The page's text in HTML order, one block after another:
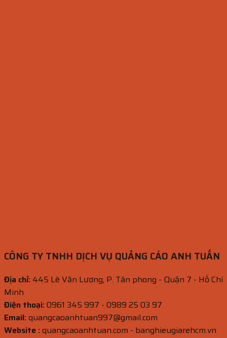
CÔNG TY TNHH DỊCH VỤ QUẢNG CÁO ANH TUẤN
Địa chỉ: 445 Lê Văn Lương, P. Tân phong - Quận 7 - Hồ Chí
Minh
Điện thoại:0961 345 997 - 0989 25 03 97
Email:quangcaoanhtuan997@gmail.com
Website :quangcaoanhtuan.com - banghieugiarehcm.vn